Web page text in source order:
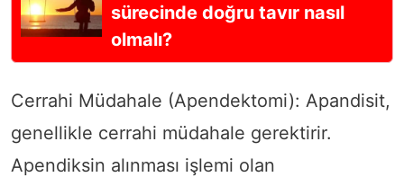
sürecinde doğru tavır nasıl
olmalı?
Cerrahi Müdahale (Apendektomi): Apandisit,
genellikle cerrahi müdahale gerektirir.
Apendiksin alınması işlemi olan